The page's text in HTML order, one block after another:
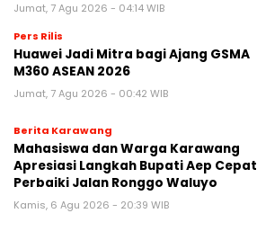
Jumat, 7 Agu 2026 - 04:14 WIB
Pers Rilis
Huawei Jadi Mitra bagi Ajang GSMA
M360 ASEAN 2026
Jumat, 7 Agu 2026 - 00:42 WIB
Berita Karawang
Mahasiswa dan Warga Karawang
Apresiasi Langkah Bupati Aep Cepat
Perbaiki Jalan Ronggo Waluyo
Kamis, 6 Agu 2026 - 20:39 WIB